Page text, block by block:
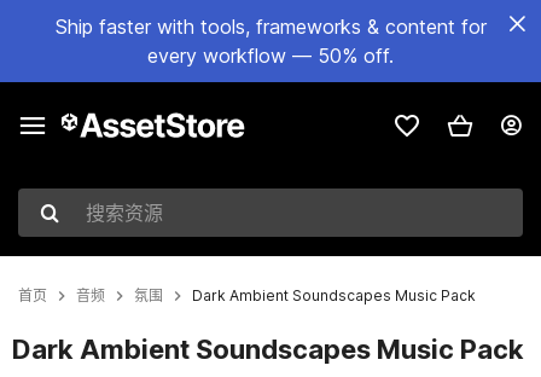
Ship faster with tools, frameworks & content for
every workflow — 50% off.
搜索资源
首页 音频 氛围 Dark Ambient Soundscapes Music Pack
Dark Ambient Soundscapes Music Pack